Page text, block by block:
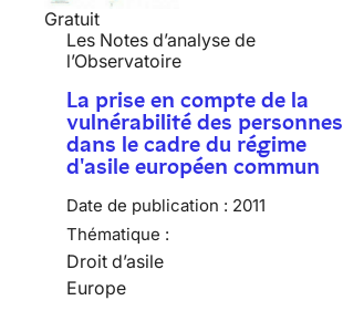
Gratuit
Les Notes d’analyse de
l’Observatoire
La prise en compte de la
vulnérabilité des personnes
dans le cadre du régime
d'asile européen commun
Date de publication : 2011
Thématique :
Droit d’asile
Europe